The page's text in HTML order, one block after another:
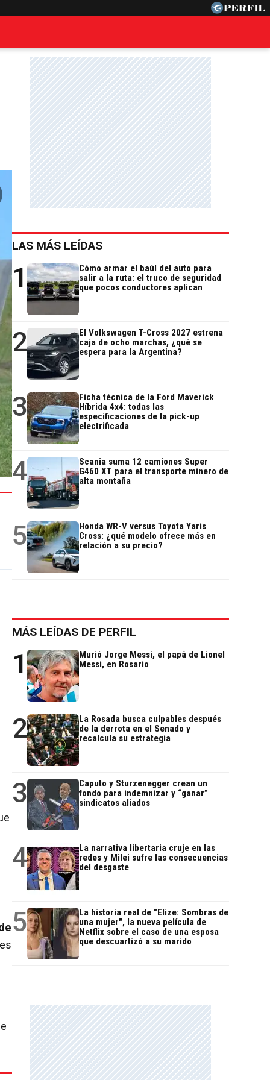
LAS MÁS LEÍDAS
1
Cómo armar el baúl del auto para
salir a la ruta: el truco de seguridad
que pocos conductores aplican
2
El Volkswagen T-Cross 2027 estrena
caja de ocho marchas, ¿qué se
espera para la Argentina?
3
Ficha técnica de la Ford Maverick
Híbrida 4x4: todas las
especificaciones de la pick-up
electrificada
4
Scania suma 12 camiones Super
G460 XT para el transporte minero de
alta montaña
5
Honda WR-V versus Toyota Yaris
Cross: ¿qué modelo ofrece más en
relación a su precio?
MÁS LEÍDAS DE PERFIL
1
Murió Jorge Messi, el papá de Lionel
Messi, en Rosario
2
La Rosada busca culpables después
de la derrota en el Senado y
recalcula su estrategia
3
Caputo y Sturzenegger crean un
fondo para indemnizar y “ganar”
sindicatos aliados
4
La narrativa libertaria cruje en las
redes y Milei sufre las consecuencias
del desgaste
5
La historia real de "Elize: Sombras de
una mujer", la nueva película de
Netflix sobre el caso de una esposa
que descuartizó a su marido